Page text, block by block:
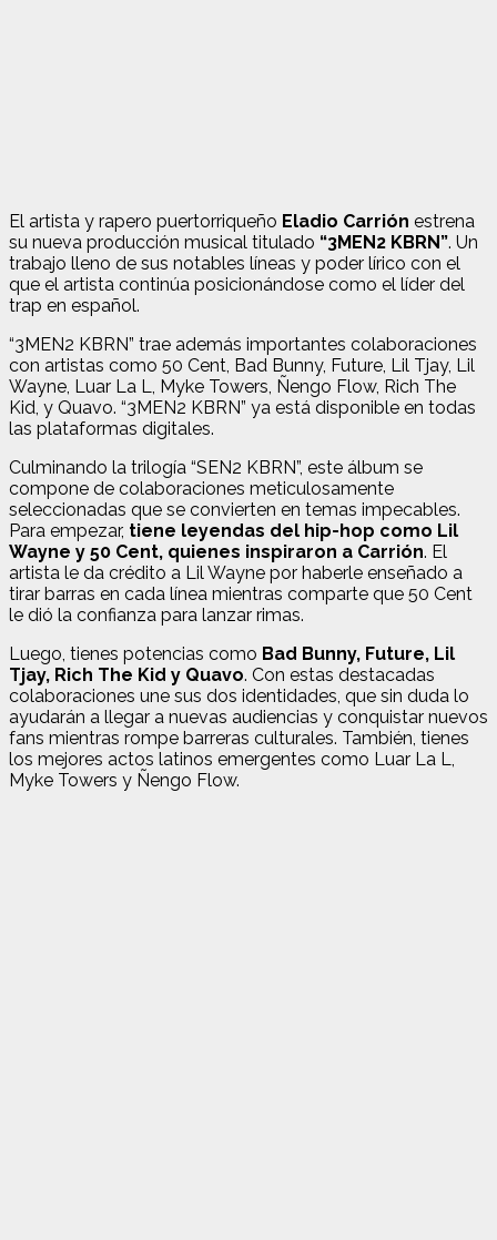
El artista y rapero puertorriqueño Eladio Carrión estrena
su nueva producción musical titulado “3MEN2 KBRN”. Un
trabajo lleno de sus notables líneas y poder lírico con el
que el artista continúa posicionándose como el líder del
trap en español.
“3MEN2 KBRN” trae además importantes colaboraciones
con artistas como 50 Cent, Bad Bunny, Future, Lil Tjay, Lil
Wayne, Luar La L, Myke Towers, Ñengo Flow, Rich The
Kid, y Quavo. “3MEN2 KBRN” ya está disponible en todas
las plataformas digitales.
Culminando la trilogía “SEN2 KBRN”, este álbum se
compone de colaboraciones meticulosamente
seleccionadas que se convierten en temas impecables.
Para empezar, tiene leyendas del hip-hop como Lil
Wayne y 50 Cent, quienes inspiraron a Carrión. El
artista le da crédito a Lil Wayne por haberle enseñado a
tirar barras en cada línea mientras comparte que 50 Cent
le dió la confianza para lanzar rimas.
Luego, tienes potencias como Bad Bunny, Future, Lil
Tjay, Rich The Kid y Quavo. Con estas destacadas
colaboraciones une sus dos identidades, que sin duda lo
ayudarán a llegar a nuevas audiencias y conquistar nuevos
fans mientras rompe barreras culturales. También, tienes
los mejores actos latinos emergentes como Luar La L,
Myke Towers y Ñengo Flow.